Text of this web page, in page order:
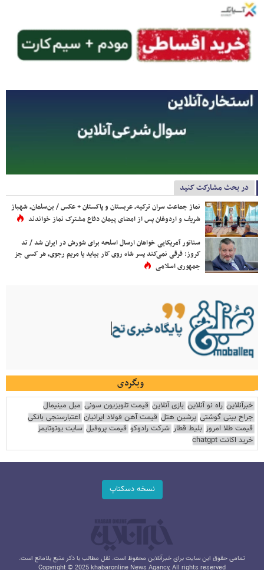
در بحث مشارکت کنید
نماز جماعت سران ترکیه، عربستان و پاکستان + عکس / بن‌سلمان، شهباز
شریف و اردوغان پس از امضای پیمان دفاع مشترک نماز خواندند
سناتور آمریکایی خواهان ارسال اسلحه برای شورش در ایران شد / تد
کروز: فرقی نمی‌کند پسر شاه روی کار بیاید یا مریم رجوی، هر کسی جز
جمهوری اسلامی
وبگردی
خبرآنلاین راه نو آنلاین بازی آنلاین قیمت تلویزیون سونی مبل مینیمال
جراح بینی گوشتی پرشین هتل قیمت آهن فولاد ایرانیان اعتبارسنجی بانکی
قیمت طلا امروز بلیط قطار شرکت رادوکو قیمت پروفیل سایت یوتوتایمز
خرید اکانت chatgpt
نسخه دسکتاپ
تمامی حقوق این سایت برای خبرآنلاین محفوظ است. نقل مطالب با ذکر منبع بلامانع است.